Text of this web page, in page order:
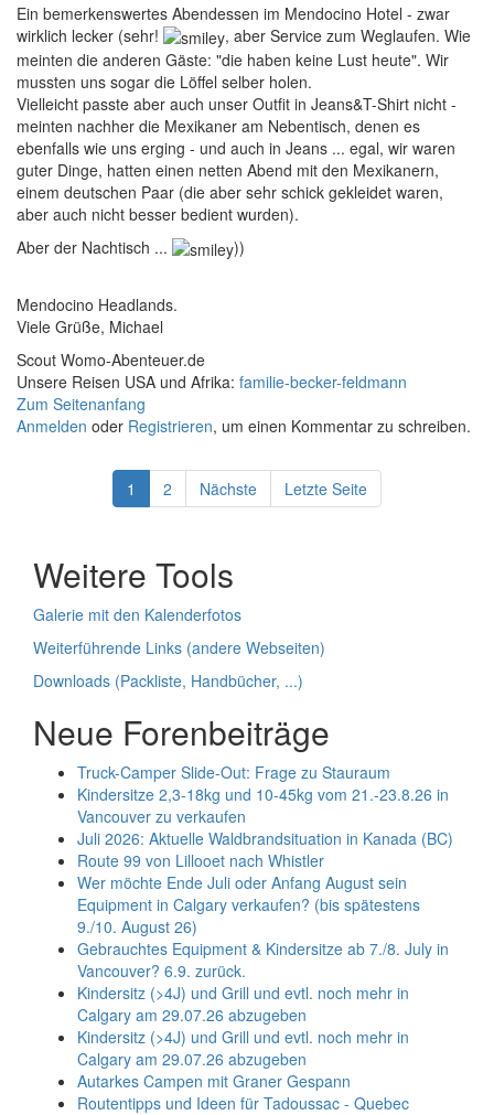
Ein bemerkenswertes Abendessen im Mendocino Hotel - zwar
wirklich lecker (sehr!
, aber Service zum Weglaufen. Wie
meinten die anderen Gäste: "die haben keine Lust heute". Wir
mussten uns sogar die Löffel selber holen.
Vielleicht passte aber auch unser Outfit in Jeans&T-Shirt nicht -
meinten nachher die Mexikaner am Nebentisch, denen es
ebenfalls wie uns erging - und auch in Jeans ... egal, wir waren
guter Dinge, hatten einen netten Abend mit den Mexikanern,
einem deutschen Paar (die aber sehr schick gekleidet waren,
aber auch nicht besser bedient wurden).
Aber der Nachtisch ...
))
Mendocino Headlands.
Viele Grüße, Michael
Scout Womo-Abenteuer.de
Unsere Reisen USA und Afrika: familie-becker-feldmann
Zum Seitenanfang
Anmelden oder Registrieren, um einen Kommentar zu schreiben.
1 2 Nächste Letzte Seite
Weitere Tools
Galerie mit den Kalenderfotos
Weiterführende Links (andere Webseiten)
Downloads (Packliste, Handbücher, ...)
Neue Forenbeiträge
Truck-Camper Slide-Out: Frage zu Stauraum
Kindersitze 2,3-18kg und 10-45kg vom 21.-23.8.26 in
Vancouver zu verkaufen
Juli 2026: Aktuelle Waldbrandsituation in Kanada (BC)
Route 99 von Lillooet nach Whistler
Wer möchte Ende Juli oder Anfang August sein
Equipment in Calgary verkaufen? (bis spätestens
9./10. August 26)
Gebrauchtes Equipment & Kindersitze ab 7./8. July in
Vancouver? 6.9. zurück.
Kindersitz (>4J) und Grill und evtl. noch mehr in
Calgary am 29.07.26 abzugeben
Kindersitz (>4J) und Grill und evtl. noch mehr in
Calgary am 29.07.26 abzugeben
Autarkes Campen mit Graner Gespann
Routentipps und Ideen für Tadoussac - Quebec